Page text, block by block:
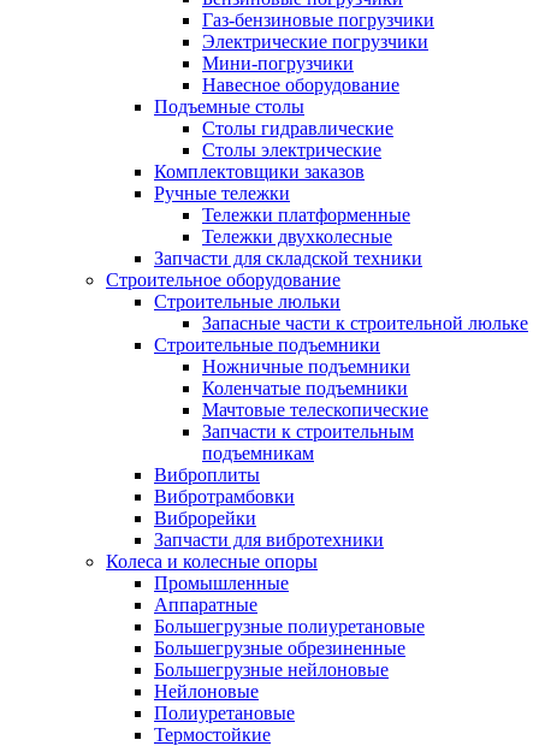
Газ-бензиновые погрузчики
Электрические погрузчики
Мини-погрузчики
Навесное оборудование
Подъемные столы
Столы гидравлические
Столы электрические
Комплектовщики заказов
Ручные тележки
Тележки платформенные
Тележки двухколесные
Запчасти для складской техники
Строительное оборудование
Строительные люльки
Запасные части к строительной люльке
Строительные подъемники
Ножничные подъемники
Коленчатые подъемники
Мачтовые телескопические
Запчасти к строительным
подъемникам
Виброплиты
Вибротрамбовки
Виброрейки
Запчасти для вибротехники
Колеса и колесные опоры
Промышленные
Аппаратные
Большегрузные полиуретановые
Большегрузные обрезиненные
Большегрузные нейлоновые
Нейлоновые
Полиуретановые
Термостойкие